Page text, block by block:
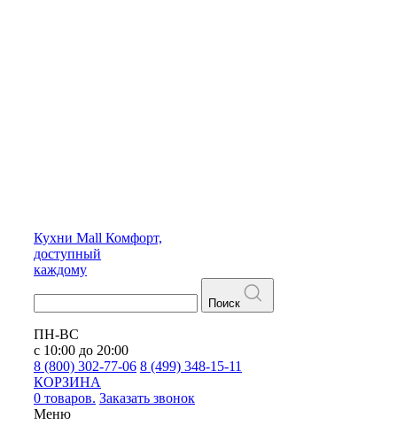
Кухни Mall Комфорт,
доступный
каждому
Поиск
ПН-ВС
с 10:00 до 20:00
8 (800) 302-77-06 8 (499) 348-15-11
КОРЗИНА
0 товаров. Заказать звонок
Меню